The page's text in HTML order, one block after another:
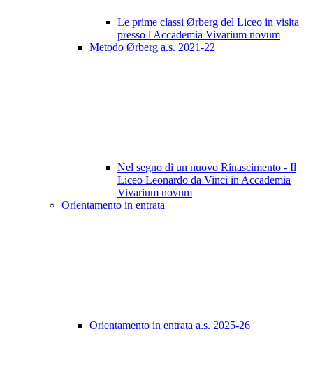
Le prime classi Ørberg del Liceo in visita
presso l'Accademia Vivarium novum
Metodo Ørberg a.s. 2021-22
Nel segno di un nuovo Rinascimento - Il
Liceo Leonardo da Vinci in Accademia
Vivarium novum
Orientamento in entrata
Orientamento in entrata a.s. 2025-26